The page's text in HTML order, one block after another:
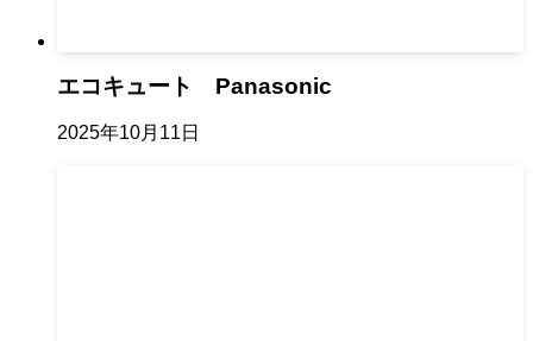
エコキュート Panasonic
2025年10月11日